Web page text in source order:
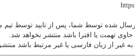
شده توسط شما، پس از تایید توسط
حاوی تهمت یا افترا باشد منتشر نخواهد شد.
به غیر از زبان فارسی یا غیر مرتبط باشد